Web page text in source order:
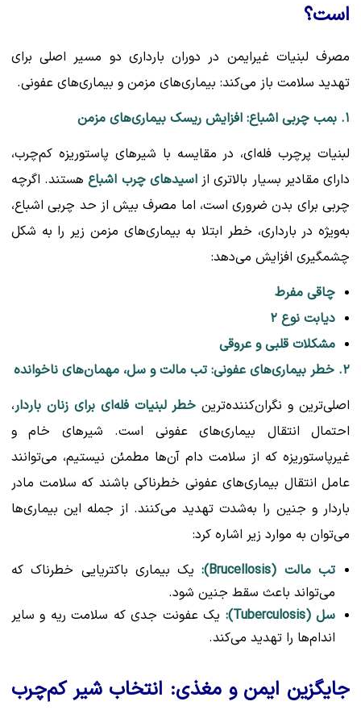
است؟
مصرف لبنیات غیرایمن در دوران بارداری دو مسیر اصلی برای
تهدید سلامت باز می‌کند: بیماری‌های مزمن و بیماری‌های عفونی.
۱. بمب چربی اشباع: افزایش ریسک بیماری‌های مزمن
لبنیات پرچرب فله‌ای، در مقایسه با شیرهای پاستوریزه کم‌چرب،
دارای مقادیر بسیار بالاتری ازاسیدهای چرب اشباعهستند. اگرچه
چربی برای بدن ضروری است، اما مصرف بیش از حد چربی اشباع،
به‌ویژه در بارداری، خطر ابتلا به بیماری‌های مزمن زیر را به شکل
چشمگیری افزایش می‌دهد:
چاقی مفرط
دیابت نوع ۲
مشکلات قلبی و عروقی
۲. خطر بیماری‌های عفونی: تب مالت و سل، مهمان‌های ناخوانده
اصلی‌ترین و نگران‌کننده‌ترین خطر لبنیات فله‌ای برای زنان باردار،
احتمال انتقال بیماری‌های عفونی است. شیرهای خام و
غیرپاستوریزه که از سلامت دام آن‌ها مطمئن نیستیم، می‌توانند
عامل انتقال بیماری‌های عفونی خطرناکی باشند که سلامت مادر
باردار و جنین را به‌شدت تهدید می‌کنند. از جمله این بیماری‌ها
می‌توان به موارد زیر اشاره کرد:
تب مالت (Brucellosis):
یک بیماری باکتریایی خطرناک که
می‌تواند باعث سقط جنین شود.
سل (Tuberculosis):
یک عفونت جدی که سلامت ریه و سایر
اندام‌ها را تهدید می‌کند.
جایگزین ایمن و مغذی: انتخاب شیر کم‌چرب